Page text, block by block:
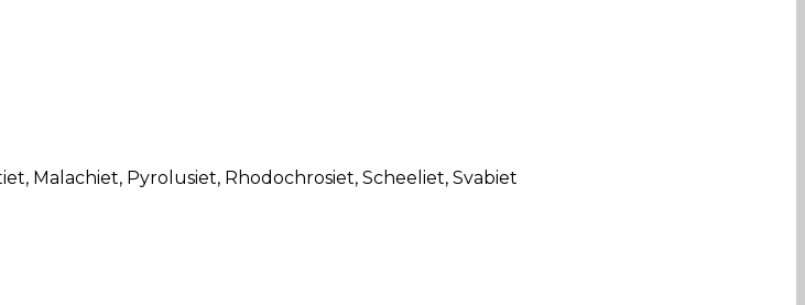
Malachiet, Pyrolusiet, Rhodochrosiet, Scheeliet, Svabiet